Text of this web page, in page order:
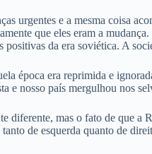
urgentes e a mesma coisa
que eles eram a
positivas da era soviética. A
época era reprimida e
e nosso país mergulhou nos
diferente, mas o fato de que a
de esquerda quanto de